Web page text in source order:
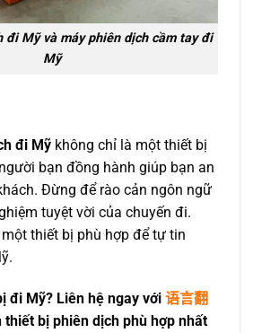
đi Mỹ và máy phiên dịch cầm tay đi
Mỹ
đi Mỹ không chỉ là một thiết bị
bạn đồng hành giúp bạn an
Đừng để rào cản ngôn ngữ
tuyệt vời của chuyến đi.
thiết bị phù hợp để tự tin
đi Mỹ? Liên hệ ngay với 语言翻
bị phiên dịch phù hợp nhất